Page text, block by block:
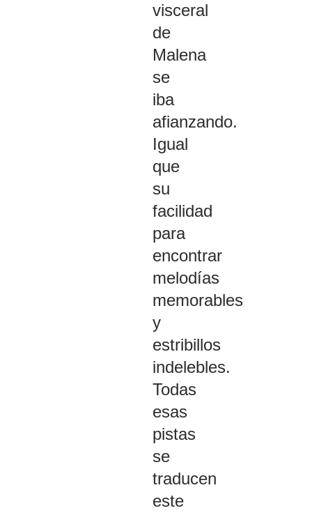
visceral
de
Malena
se
iba
afianzando.
Igual
que
su
facilidad
para
encontrar
melodías
memorables
y
estribillos
indelebles.
Todas
esas
pistas
se
traducen
este